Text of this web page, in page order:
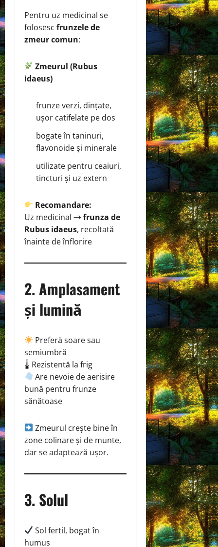
Pentru uz medicinal se
folosesc frunzele de
zmeur comun:
Zmeurul (Rubus
idaeus)
frunze verzi, dințate,
ușor catifelate pe dos
bogate în taninuri,
flavonoide și minerale
utilizate pentru ceaiuri,
tincturi și uz extern
Recomandare:
Uz medicinal →frunza de
Rubus idaeus, recoltată
înainte de înflorire
2. Amplasament
și lumină
Preferă soare sau
semiumbră
🌡 Rezistentă la frig
Are nevoie de aerisire
bună pentru frunze
sănătoase
Zmeurul crește bine în
zone colinare și de munte,
dar se adaptează ușor.
3. Solul
Sol fertil, bogat în
humus